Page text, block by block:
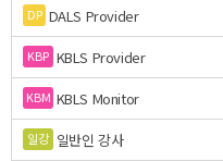
DP DALS Provider
KBP KBLS Provider
KBM KBLS Monitor
일강 일반인 강사